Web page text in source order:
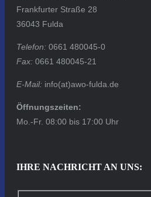
Frankfurter Straße 28
36043 Fulda
Telefon: 0661 480045-0
Fax: 0661 480045-21
E-Mail: info(at)awo-fulda.de
Öffnungszeiten:
Mo.-Fr. 08:00 bis 17:00 Uhr
IHRE NACHRICHT AN UNS: